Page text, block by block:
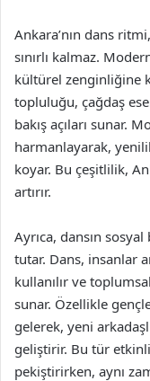
Ankara’nın dans
sınırlı kalmaz.
kültürel zenginliğine
topluluğu, çağdaş
bakış açıları sunar.
harmanlayarak,
koyar. Bu çeşitlilik,
artırır.
Ayrıca, dansın
tutar. Dans, insanlar
kullanılır ve
sunar. Özellikle
gelerek, yeni
geliştirir. Bu tür
pekiştirirken, aynı